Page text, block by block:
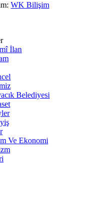
WK Bilişim
İlan
Belediyesi
Ve Ekonomi